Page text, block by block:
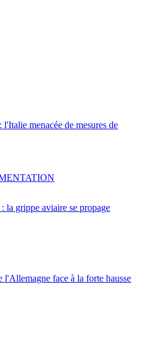
menacée de mesures de
la grippe aviaire se propage
l'Allemagne face à la forte hausse